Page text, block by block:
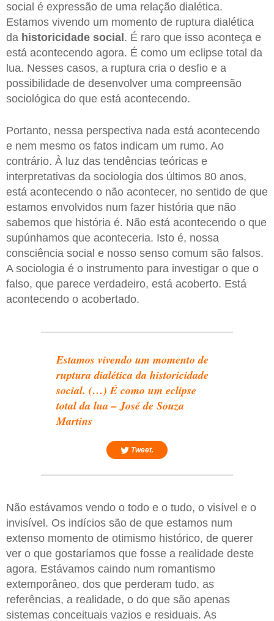
social é expressão de uma relação dialética.
Estamos vivendo um momento de ruptura dialética
da historicidade social . É raro que isso aconteça e
está acontecendo agora. É como um eclipse total da
lua. Nesses casos, a ruptura cria o desfio e a
possibilidade de desenvolver uma compreensão
sociológica do que está acontecendo.
Portanto, nessa perspectiva nada está acontecendo
e nem mesmo os fatos indicam um rumo. Ao
contrário. À luz das tendências teóricas e
interpretativas da sociologia dos últimos 80 anos,
está acontecendo o não acontecer, no sentido de que
estamos envolvidos num fazer história que não
sabemos que história é. Não está acontecendo o que
supúnhamos que aconteceria. Isto é, nossa
consciência social e nosso senso comum são falsos.
A sociologia é o instrumento para investigar o que o
falso, que parece verdadeiro, está acoberto. Está
acontecendo o acobertado.
Estamos vivendo um momento de
ruptura dialética da historicidade
social. (…) É como um eclipse
total da lua – José de Souza
Martins
Tweet.
Não estávamos vendo o todo e o tudo, o visível e o
invisível. Os indícios são de que estamos num
extenso momento de otimismo histórico, de querer
ver o que gostaríamos que fosse a realidade deste
agora. Estávamos caindo num romantismo
extemporâneo, dos que perderam tudo, as
referências, a realidade, o do que são apenas
sistemas conceituais vazios e residuais. As